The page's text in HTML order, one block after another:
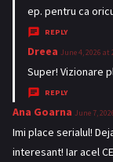
y
:
ep. pentru ca
REPLY
Dreea s
a
y
s
:
June 4, 2026 at
Super! Vizionare
REPLY
Ana Goarna s
a
y
June 7,
Imi place serialul!
interesant! Iar acel